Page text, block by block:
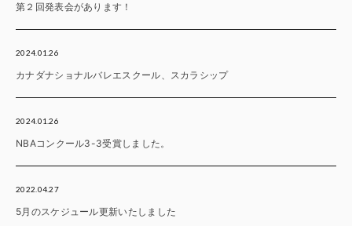
第２回発表会があります！
2024.01.26
カナダナショナルバレエスクール、スカラシップ
2024.01.26
NBAコンクール3-3受賞しました。
2022.04.27
5月のスケジュール更新いたしました